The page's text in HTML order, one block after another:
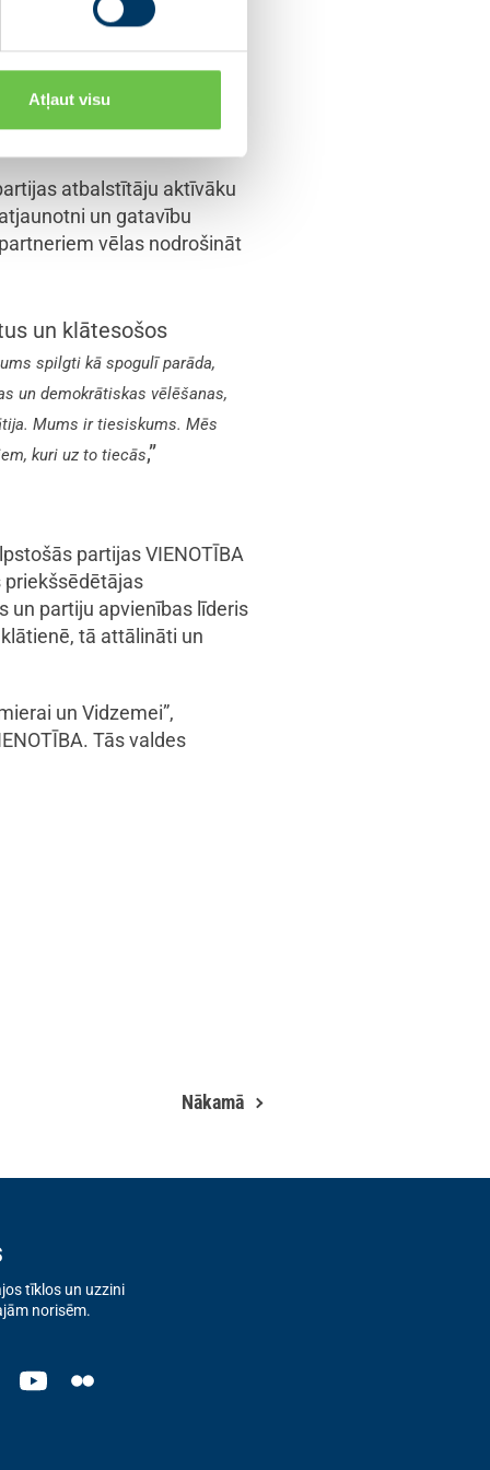
Atļaut visu
esam pilnībā pārgājuši
virzienā
atbalstītāju aktīvāku
un gatavību
vēlas nodrošināt
un klātesošos
spilgti kā spogulī parāda,
un demokrātiskas vēlēšanas,
Mums ir tiesiskums. Mēs
kuri uz to tiecās,”
partijas VIENOTĪBA
priekšsēdētājas
un partiju apvienības līderis
tā attālināti un
un Vidzemei”,
Tās valdes
Nākamā
tīklos un uzzini
norisēm.